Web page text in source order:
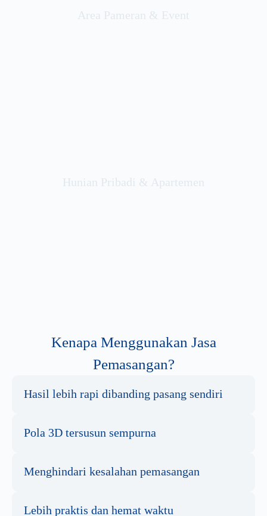
Area Pameran & Event
Hunian Pribadi & Apartemen
Kenapa Menggunakan Jasa
Pemasangan?
Hasil lebih rapi dibanding pasang sendiri
Pola 3D tersusun sempurna
Menghindari kesalahan pemasangan
Lebih praktis dan hemat waktu